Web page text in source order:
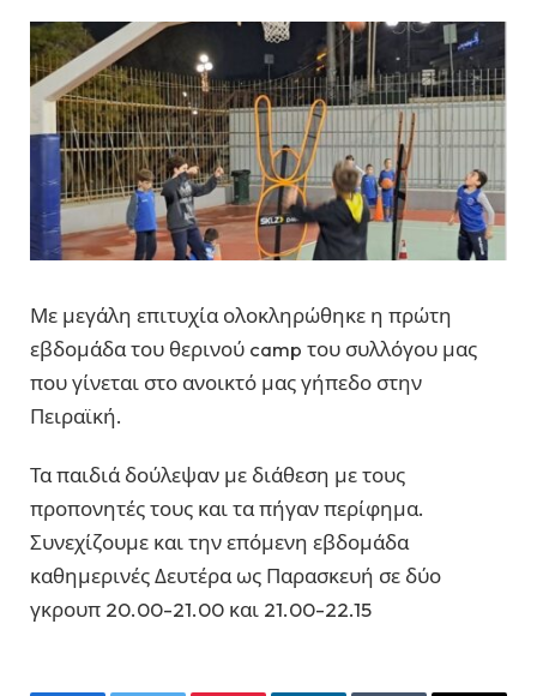
Με μεγάλη επιτυχία ολοκληρώθηκε η πρώτη
εβδομάδα του θερινού camp του συλλόγου μας
που γίνεται στο ανοικτό μας γήπεδο στην
Πειραϊκή.
Τα παιδιά δούλεψαν με διάθεση με τους
προπονητές τους και τα πήγαν περίφημα.
Συνεχίζουμε και την επόμενη εβδομάδα
καθημερινές Δευτέρα ως Παρασκευή σε δύο
γκρουπ 20.00-21.00 και 21.00-22.15